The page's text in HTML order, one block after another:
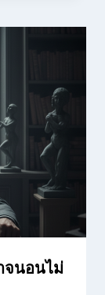
จนอนไม่